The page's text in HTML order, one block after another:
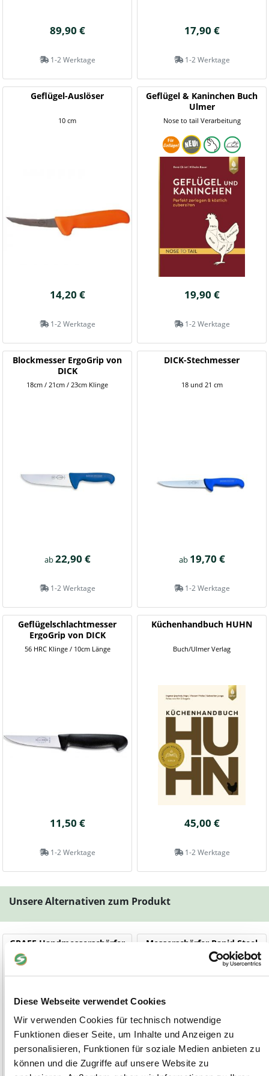
Diese Webseite verwendet Cookies
Wir verwenden Cookies für technisch notwendige
Funktionen dieser Seite, um Inhalte und Anzeigen zu
personalisieren, Funktionen für soziale Medien anbieten zu
können und die Zugriffe auf unsere Website zu
89,90 €
1-2 Werktage
17,90 €
1-2 Werktage
Geflügel-Auslöser
10 cm
14,20 €
1-2 Werktage
Geflügel & Kaninchen Buch
Ulmer
Nose to tail Verarbeitung
19,90 €
1-2 Werktage
Blockmesser ErgoGrip von
DICK
18cm / 21cm / 23cm Klinge
ab22,90 €
1-2 Werktage
DICK-Stechmesser
18 und 21 cm
ab 19,70 €
1-2 Werktage
Geflügelschlachtmesser
ErgoGrip von DICK
56 HRC Klinge / 10cm Länge
11,50 €
1-2 Werktage
Küchenhandbuch HUHN
Buch/Ulmer Verlag
45,00 €
1-2 Werktage
Unsere Alternativen zum Produkt
GRAEF Handmesserschärfer
Manueller Messerschärfer mit
Diamantscheiben
Messerschärfer Rapid Steel
von DICK
Action Set mit Standplatte